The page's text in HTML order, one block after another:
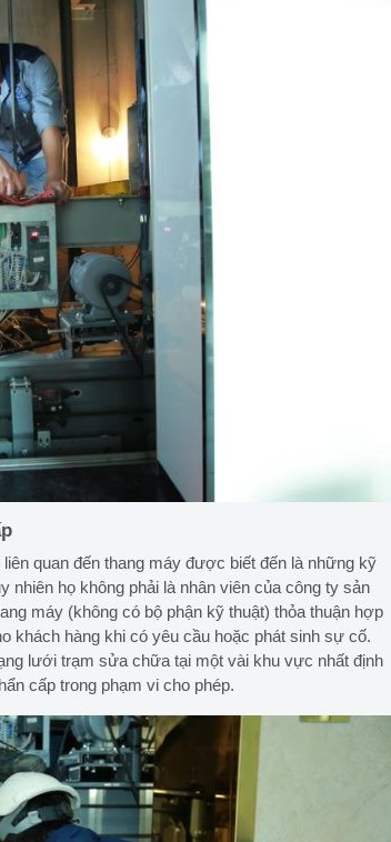
quan đến thang máy được biết đến là những kỹ
họ không phải là nhân viên của công ty sản
máy (không có bộ phận kỹ thuật) thỏa thuận hợp
khách hàng khi có yêu cầu hoặc phát sinh sự cố.
lưới trạm sửa chữa tại một vài khu vực nhất định
cấp trong phạm vi cho phép.